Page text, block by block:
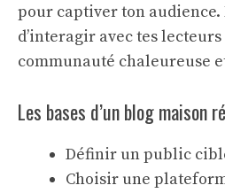
pour captiver ton audience.
d’interagir avec tes
communauté chaleureuse
Les bases d’un blog maison
Définir un public
Choisir une